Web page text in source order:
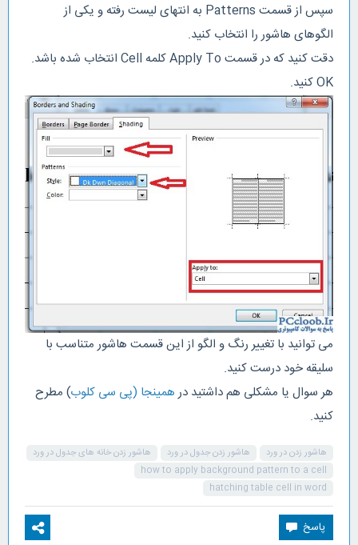
سپس از قسمت Patterns به انتهای لیست رفته و یکی از
الگوهای هاشور را انتخاب کنید.
دقت کنید که در قسمت Apply To کلمه Cell انتخاب شده باشد.
OK کنید.
می توانید با تغییر رنگ و الگو از این قسمت هاشور متناسب با
سلیقه خود درست کنید.
هر سوال یا مشکلی هم داشتید در همینجا (پی سی کلوب) مطرح
کنید.
هاشور زدن در ورد هاشور زدن جدول در ورد
هاشور زدن خانه های جدول در ورد
how to apply background pattern to a cell
hatching table cell in word